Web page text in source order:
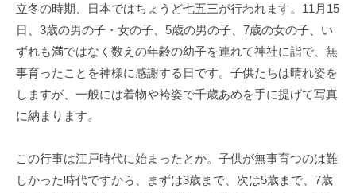
立冬の時期、日本ではちょうど七五三が行われます。11月15
日、3歳の男の子・女の子、5歳の男の子、7歳の女の子、い
ずれも満ではなく数えの年齢の幼子を連れて神社に詣で、無
事育ったことを神様に感謝する日です。子供たちは晴れ姿を
しますが、一般には着物や袴姿で千歳あめを手に提げて写真
に納まります。
この行事は江戸時代に始まったとか。子供が無事育つのは難
しかった時代ですから、まずは3歳まで、次は5歳まで、7歳